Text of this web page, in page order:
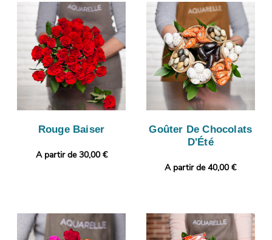
Rouge Baiser
A partir de 30,00 €
Goûter De Chocolats
D'Été
A partir de 40,00 €